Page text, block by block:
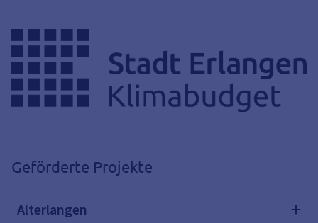
Geförderte Projekte
Alterlangen